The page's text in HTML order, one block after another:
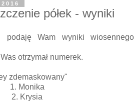
półek - wyniki
podaję Wam wyniki wiosennego
otrzymał numerek.
zdemaskowany"
1. Monika
2. Krysia